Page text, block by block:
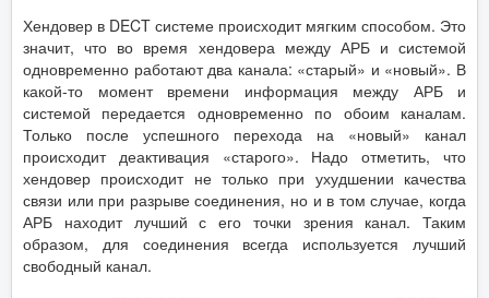
Хендовер в DECT системе происходит мягким способом. Это
значит, что во время хендовера между АРБ и системой
одновременно работают два канала: «старый» и «новый». В
какой-то момент времени информация между АРБ и
системой передается одновременно по обоим каналам.
Только после успешного перехода на «новый» канал
происходит деактивация «старого». Надо отметить, что
хендовер происходит не только при ухудшении качества
связи или при разрыве соединения, но и в том случае, когда
АРБ находит лучший с его точки зрения канал. Таким
образом, для соединения всегда используется лучший
свободный канал.